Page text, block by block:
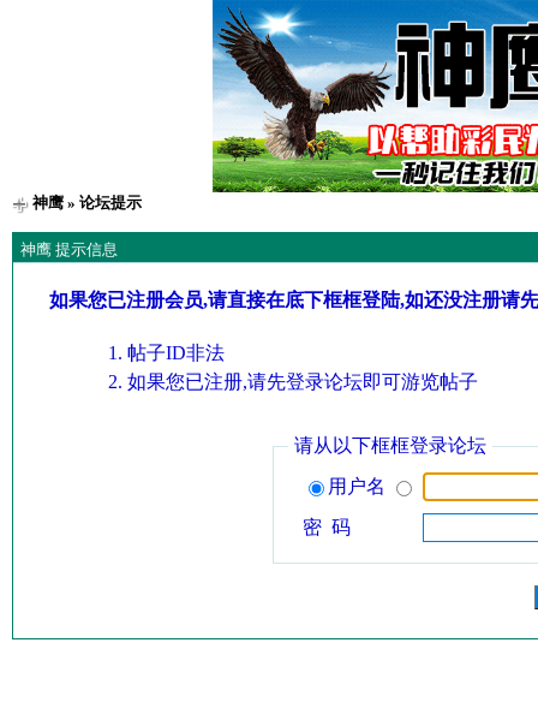
神鹰» 论坛提示
神鹰 提示信息
如果您已注册会员,请直接在底下框框登陆,如还没注册请
帖子ID非法
如果您已注册,请先登录论坛即可游览帖子
请从以下框框登录论坛
用户名
密 码